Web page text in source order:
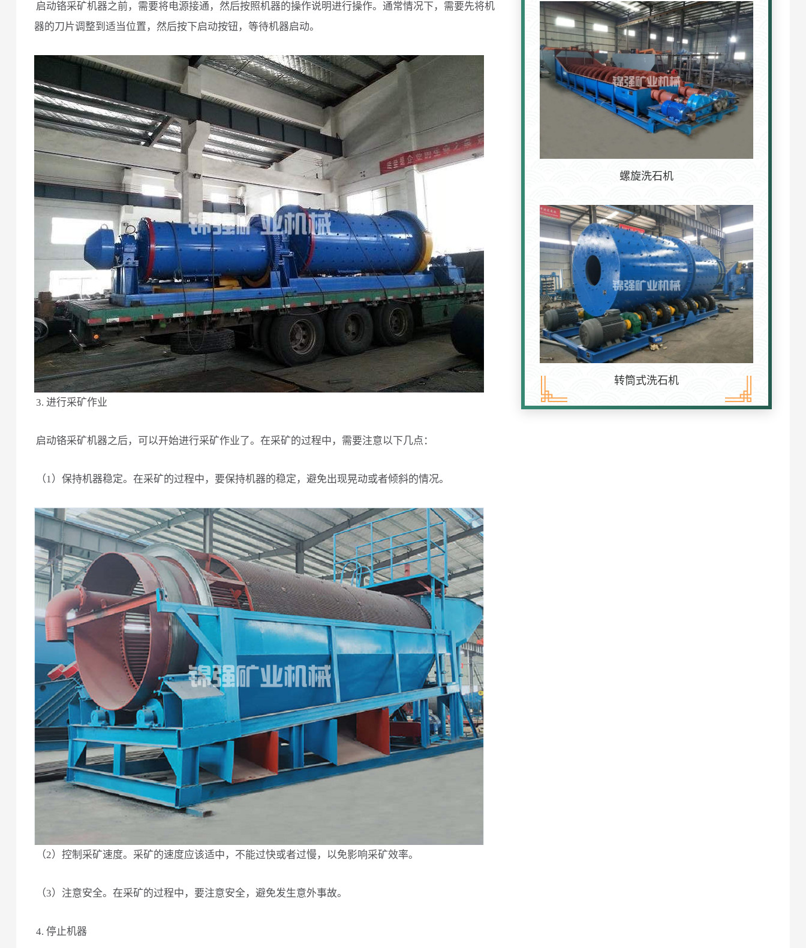
启动铬采矿机器之前，需要将电源接通，然后按照机器的操作说明进行操作。通常情况下，需要先将机
器的刀片调整到适当位置，然后按下启动按钮，等待机器启动。
3. 进行采矿作业
启动铬采矿机器之后，可以开始进行采矿作业了。在采矿的过程中，需要注意以下几点：
（1）保持机器稳定。在采矿的过程中，要保持机器的稳定，避免出现晃动或者倾斜的情况。
（2）控制采矿速度。采矿的速度应该适中，不能过快或者过慢，以免影响采矿效率。
（3）注意安全。在采矿的过程中，要注意安全，避免发生意外事故。
4. 停止机器
螺旋洗石机
转筒式洗石机